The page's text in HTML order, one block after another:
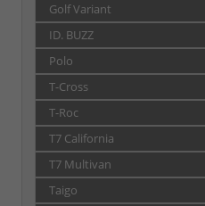
Golf Variant
ID. BUZZ
Polo
T-Cross
T-Roc
T7 California
T7 Multivan
Taigo